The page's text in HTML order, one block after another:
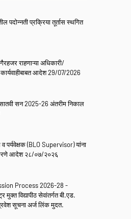
पदोन्नती प्रक्रिया तूर्तास स्थगित
राहणाऱ्या अधिकारी/
कार्यवाहीबाबत आदेश 29/07/2026
व सातवी सन 2025-26 अंतरीम निकाल
पर्यवेक्षक (BLO Supervisor) यांना
आदेश २८/०७/२०२६
Process 2026-28 -
मुक्त विद्यापीठ सेवांतर्गत बी.एड.
सूचना अर्ज लिंक मुदत.